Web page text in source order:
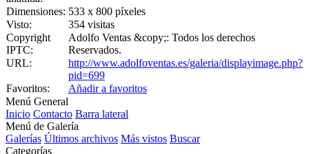
Dimensiones: 533 x 800 píxeles
Visto:
354 visitas
Copyright
IPTC:
Adolfo Ventas &copy;: Todos los derechos
Reservados.
URL:
http://www.adolfoventas.es/galeria/displayimage.php?
pid=699
Favoritos:
Añadir a favoritos
Menú General
Inicio Contacto Barra lateral
Menú de Galería
Galerías Últimos archivos Más vistos Buscar
Categorías